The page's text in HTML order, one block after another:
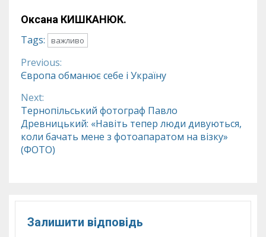
Оксана КИШКАНЮК.
Tags: важливо
Continue
Reading
Previous:
Європа обманює себе і Україну
Next:
Тернопільський фотограф Павло
Древницький: «Навіть тепер люди дивуються,
коли бачать мене з фотоапаратом на візку»
(ФОТО)
Залишити відповідь